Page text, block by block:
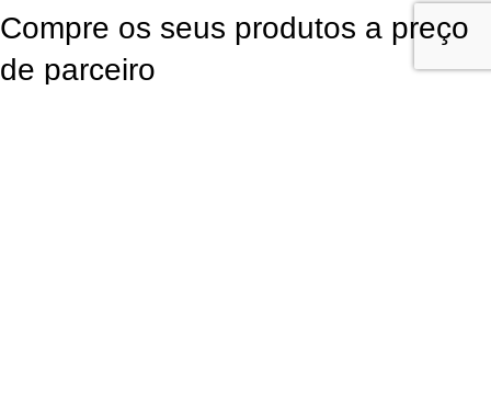
Compre os seus produtos a preço
de parceiro